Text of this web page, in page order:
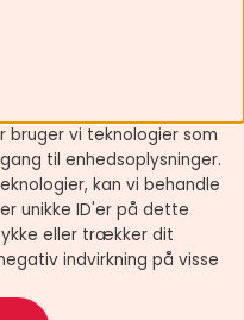
bruger vi teknologier som
til enhedsoplysninger.
kan vi behandle
unikke ID'er på dette
eller trækker dit
indvirkning på visse